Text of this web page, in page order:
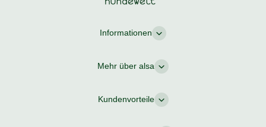
Informationen
Mehr über alsa
Kundenvorteile